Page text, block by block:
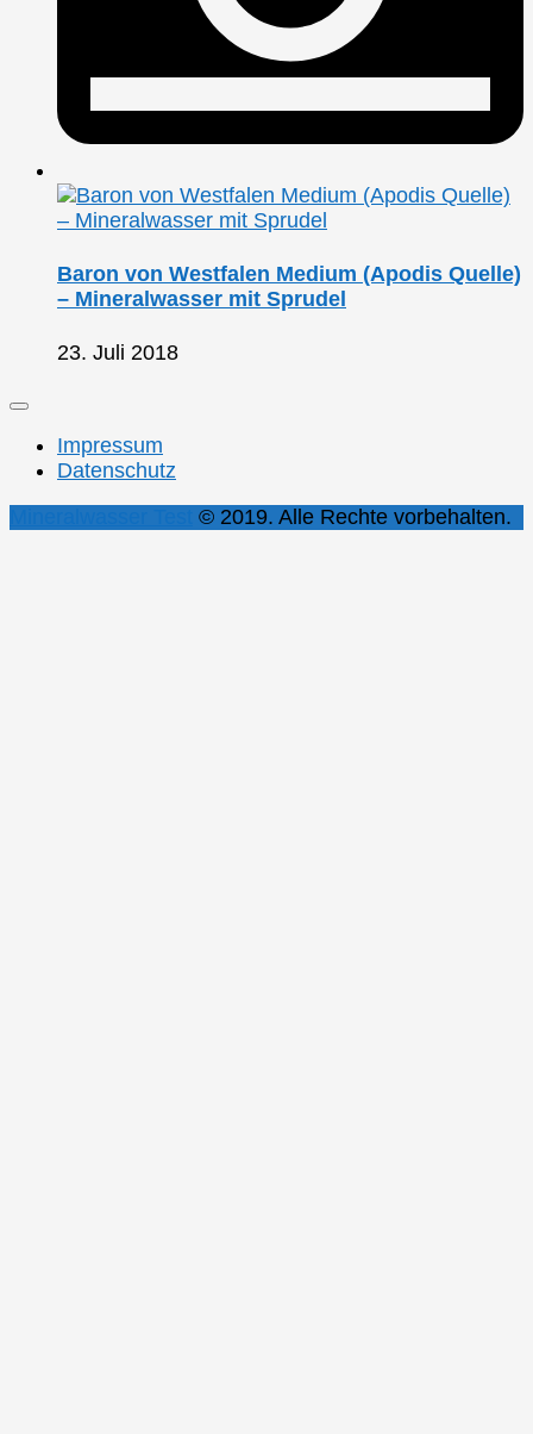
Baron von Westfalen Medium (Apodis Quelle)
– Mineralwasser mit Sprudel
23. Juli 2018
Impressum
Datenschutz
© 2019. Alle Rechte vorbehalten.